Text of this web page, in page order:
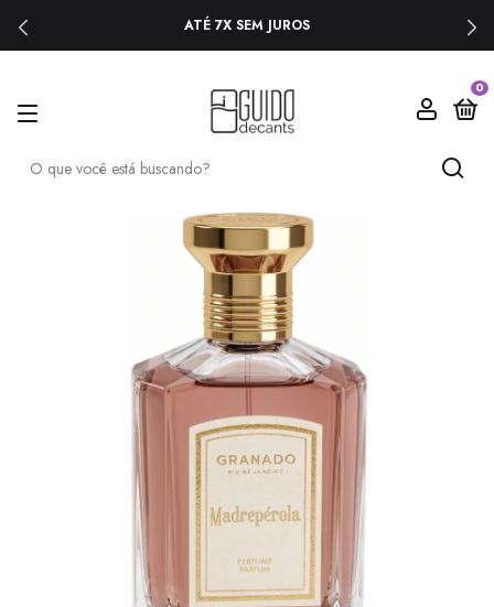
ATÉ 7X SEM JUROS
0